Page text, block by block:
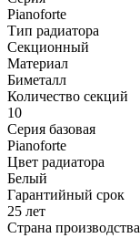
Pianoforte
Тип радиатора
Секционный
Материал
Биметалл
Количество секций
10
Серия базовая
Pianoforte
Цвет радиатора
Белый
Гарантийный срок
25 лет
Страна производства